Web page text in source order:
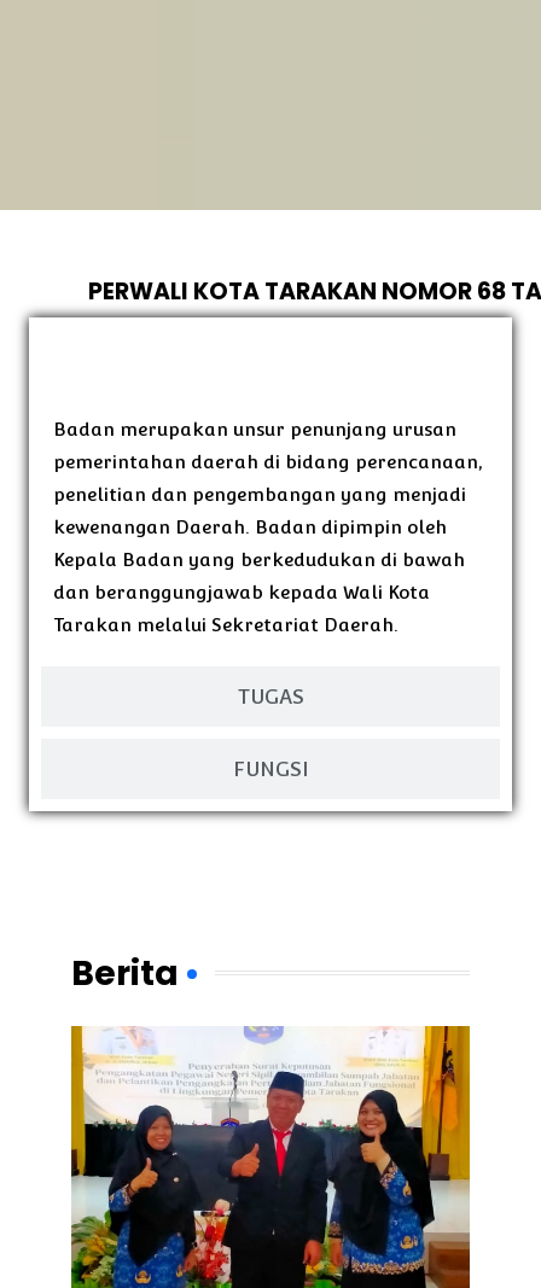
PERWALI KOTA TARAKAN NOMOR 68
TUGAS
FUNGSI
Badan merupakan unsur penunjang urusan
pemerintahan daerah di bidang perencanaan,
penelitian dan pengembangan yang menjadi
kewenangan Daerah. Badan dipimpin oleh
Kepala Badan yang berkedudukan di bawah
dan beranggungjawab kepada Wali Kota
Tarakan melalui Sekretariat Daerah.
Berita